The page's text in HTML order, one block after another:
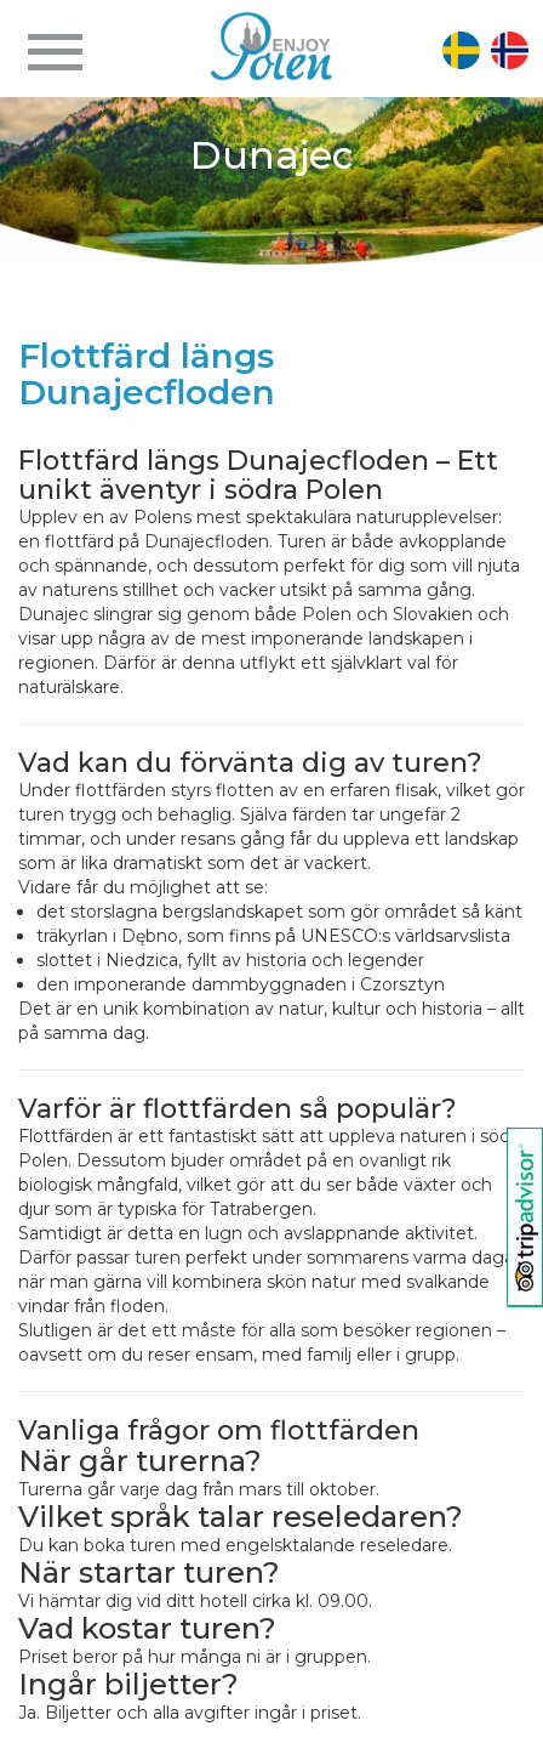
Dunajec
Flottfärd längs
Dunajecfloden
Flottfärd längs Dunajecfloden – Ett
unikt äventyr i södra Polen
Upplev en av Polens mest spektakulära naturupplevelser:
en flottfärd på Dunajecfloden. Turen är både avkopplande
och spännande, och dessutom perfekt för dig som vill njuta
av naturens stillhet och vacker utsikt på samma gång.
Dunajec slingrar sig genom både Polen och Slovakien och
visar upp några av de mest imponerande landskapen i
regionen. Därför är denna utflykt ett självklart val för
naturälskare.
Vad kan du förvänta dig av turen?
Under flottfärden styrs flotten av en erfaren flisak, vilket gör
turen trygg och behaglig. Själva färden tar ungefär 2
timmar, och under resans gång får du uppleva ett landskap
som är lika dramatiskt som det är vackert.
Vidare får du möjlighet att se:
det storslagna bergslandskapet som gör området så känt
träkyrlan i Dębno, som finns på UNESCO:s världsarvslista
slottet i Niedzica, fyllt av historia och legender
den imponerande dammbyggnaden i Czorsztyn
Det är en unik kombination av natur, kultur och historia – allt
på samma dag.
Varför är flottfärden så populär?
Flottfärden är ett fantastiskt sätt att uppleva naturen i södra
Polen. Dessutom bjuder området på en ovanligt rik
biologisk mångfald, vilket gör att du ser både växter och
djur som är typiska för Tatrabergen.
Samtidigt är detta en lugn och avslappnande aktivitet.
Därför passar turen perfekt under sommarens varma dagar,
när man gärna vill kombinera skön natur med svalkande
vindar från floden.
Slutligen är det ett måste för alla som besöker regionen –
oavsett om du reser ensam, med familj eller i grupp.
Vanliga frågor om flottfärden
När går turerna?
Turerna går varje dag från mars till oktober.
Vilket språk talar reseledaren?
Du kan boka turen med engelsktalande reseledare.
När startar turen?
Vi hämtar dig vid ditt hotell cirka kl. 09.00.
Vad kostar turen?
Priset beror på hur många ni är i gruppen.
Ingår biljetter?
Ja. Biljetter och alla avgifter ingår i priset.